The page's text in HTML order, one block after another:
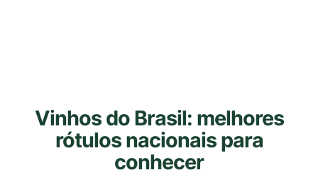
Vinhos do Brasil: melhores
rótulos nacionais para
conhecer